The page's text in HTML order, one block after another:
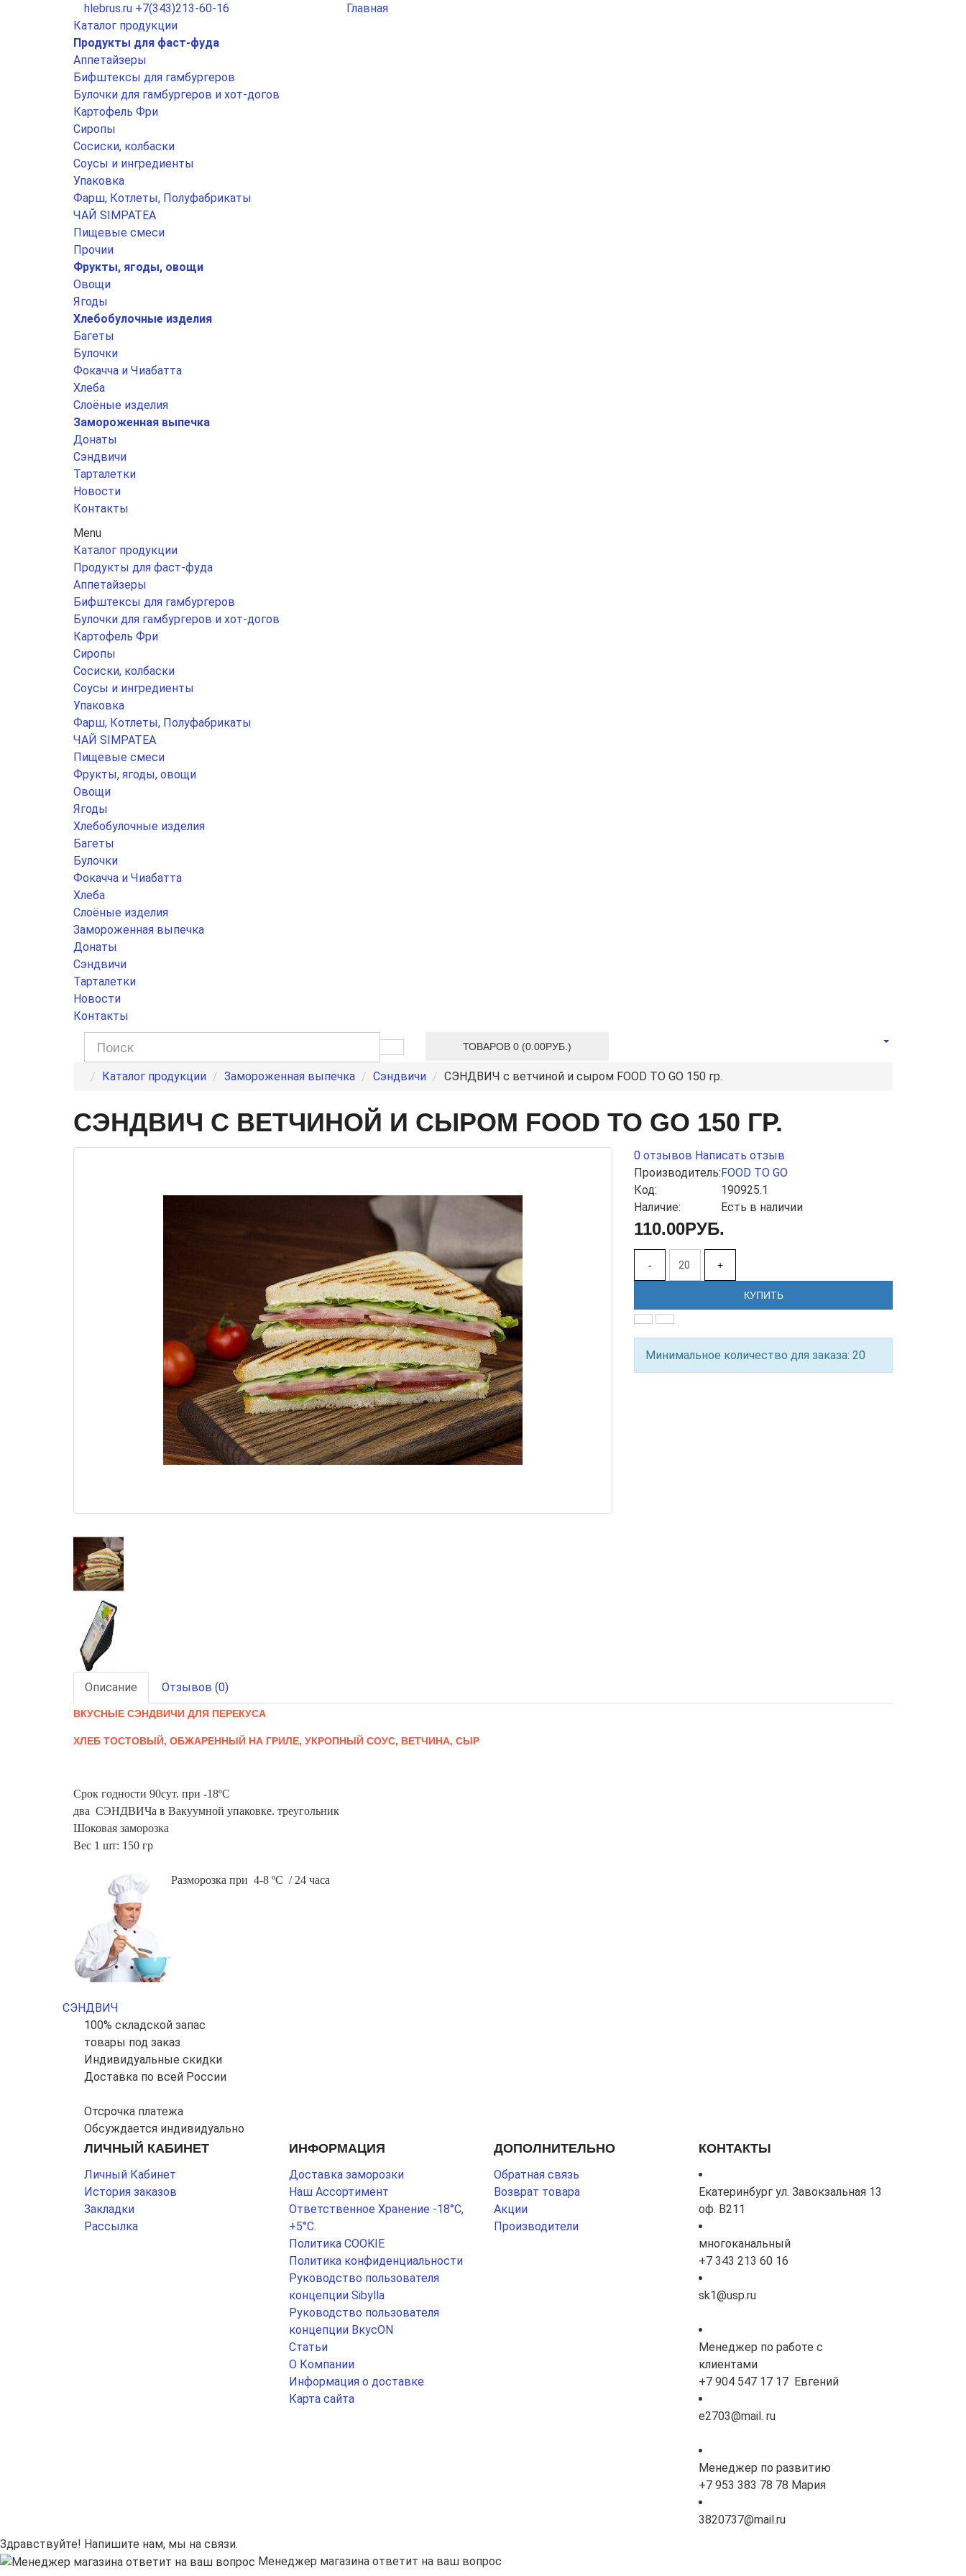
hlebrus.ru +7(343)213-60-16
Главная
Каталог продукции
Продукты для фаст-фуда
Аппетайзеры
Бифштексы для гамбургеров
Булочки для гамбургеров и хот-догов
Картофель Фри
Сиропы
Сосиски, колбаски
Соусы и ингредиенты
Упаковка
Фарш, Котлеты, Полуфабрикаты
ЧАЙ SIMPATEA
Пищевые смеси
Прочии
Фрукты, ягоды, овощи
Овощи
Ягоды
Хлебобулочные изделия
Багеты
Булочки
Фокачча и Чиабатта
Хлеба
Слоёные изделия
Замороженная выпечка
Донаты
Сэндвичи
Тарталетки
Новости
Контакты
Menu
Каталог продукции
Продукты для фаст-фуда
Аппетайзеры
Бифштексы для гамбургеров
Булочки для гамбургеров и хот-догов
Картофель Фри
Сиропы
Сосиски, колбаски
Соусы и ингредиенты
Упаковка
Фарш, Котлеты, Полуфабрикаты
ЧАЙ SIMPATEA
Пищевые смеси
Фрукты, ягоды, овощи
Овощи
Ягоды
Хлебобулочные изделия
Багеты
Булочки
Фокачча и Чиабатта
Хлеба
Слоёные изделия
Замороженная выпечка
Донаты
Сэндвичи
Тарталетки
Новости
Контакты
ТОВАРОВ 0 (0.00РУБ.)
Каталог продукции Замороженная выпечка Сэндвичи СЭНДВИЧ с ветчиной и сыром FOOD TO GO 150 гр.
СЭНДВИЧ С ВЕТЧИНОЙ И СЫРОМ FOOD TO GO 150 ГР.
0 отзывов Написать отзыв
Производитель:FOOD TO GO
Код:
190925.1
Наличие:
Есть в наличии
110.00РУБ.
- +
КУПИТЬ
Минимальное количество для заказа: 20
Описание Отзывов (0)
ВКУСНЫЕ СЭНДВИЧИ ДЛЯ ПЕРЕКУСА
ХЛЕБ ТОСТОВЫЙ, ОБЖАРЕННЫЙ НА ГРИЛЕ, УКРОПНЫЙ СОУС, ВЕТЧИНА, СЫР
Срок годности 90сут. при -18ºС
два СЭНДВИЧа в Вакуумной упаковке. треугольник
Шоковая заморозка
Вес 1 шт: 150 гр
Разморозка при 4-8 ºС / 24 часа
СЭНДВИЧ
100% складской запас
товары под заказ
Индивидуальные скидки
Доставка по всей России
Отсрочка платежа
Обсуждается индивидуально
ЛИЧНЫЙ КАБИНЕТ
Личный Кабинет
История заказов
Закладки
Рассылка
ИНФОРМАЦИЯ
Доставка заморозки
Наш Ассортимент
Ответственное Хранение -18°С,
+5°С.
Политика COOKIE
Политика конфиденциальности
Руководство пользователя
концепции Sibylla
Руководство пользователя
концепции ВкусON
Статьи
О Компании
Информация о доставке
Карта сайта
ДОПОЛНИТЕЛЬНО
Обратная связь
Возврат товара
Акции
Производители
КОНТАКТЫ
Екатеринбург ул. Завокзальная 13
оф. В211
многоканальный
+7 343 213 60 16
sk1@usp.ru
Менеджер по работе с
клиентами
+7 904 547 17 17 Евгений
e2703@mail. ru
Менеджер по развитию
+7 953 383 78 78 Мария
3820737@mail.ru
Здравствуйте! Напишите нам, мы на связи.
Менеджер магазина ответит на ваш вопрос